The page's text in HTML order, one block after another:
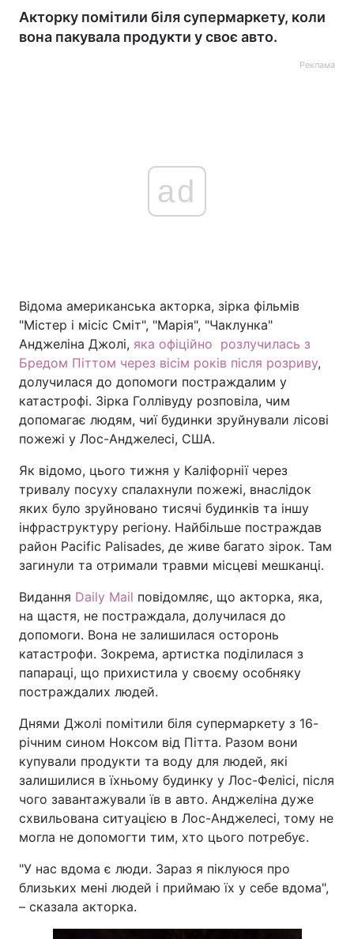
Акторку помітили біля супермаркету, коли
вона пакувала продукти у своє авто.
Реклама
ad
Відома американська акторка, зірка фільмів
"Містер і місіс Сміт", "Марія", "Чаклунка"
Анджеліна Джолі, яка офіційно розлучилась з
Бредом Піттом через вісім років після розриву,
долучилася до допомоги постраждалим у
катастрофі. Зірка Голлівуду розповіла, чим
допомагає людям, чиї будинки зруйнували лісові
пожежі у Лос-Анджелесі, США.
Як відомо, цього тижня у Каліфорнії через
тривалу посуху спалахнули пожежі, внаслідок
яких було зруйновано тисячі будинків та іншу
інфраструктуру регіону. Найбільше постраждав
район Pacific Palisades, де живе багато зірок. Там
загинули та отримали травми місцеві мешканці.
Видання Daily Mail повідомляє, що акторка, яка,
на щастя, не постраждала, долучилася до
допомоги. Вона не залишилася осторонь
катастрофи. Зокрема, артистка поділилася з
папараці, що прихистила у своєму особняку
постраждалих людей.
Днями Джолі помітили біля супермаркету з 16-
річним сином Ноксом від Пітта. Разом вони
купували продукти та воду для людей, які
залишилися в їхньому будинку у Лос-Фелісі, після
чого завантажували їв в авто. Анджеліна дуже
схвильована ситуацією в Лос-Анджелесі, тому не
могла не допомогти тим, хто цього потребує.
"У нас вдома є люди. Зараз я піклуюся про
близьких мені людей і приймаю їх у себе вдома",
– сказала акторка.